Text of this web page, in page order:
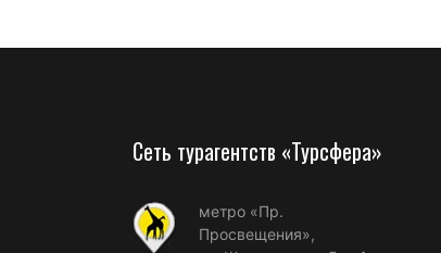
Сеть турагентств «Турсфера»
метро «Пр.
Просвещения»,